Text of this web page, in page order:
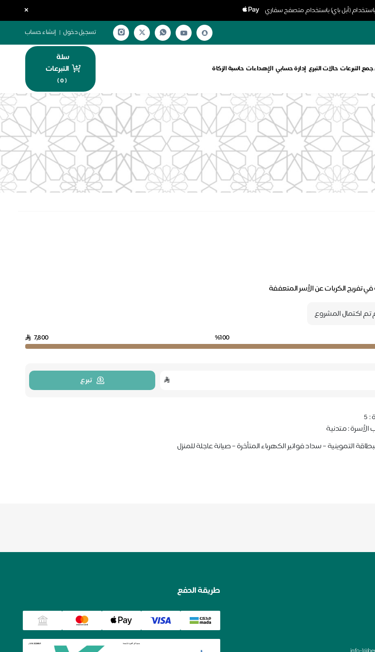
(أبل باي) باستخدام متصفح سفاري ×
تسجيل دخول | إنشاء حساب
التبرعات حالات التبرع إدارة حسابي الإهداءات حاسبة الزكاة
سلة
التبرعات
(
0
)
تفريج الكربات عن الأسر المتعففة
اكتمال المشروع
%100
7,800
تبرع
: 5
الأسرة :متدنية
التموينية – سداد فواتير الكهرباء المتأخرة – صيانة عاجلة للمنزل
طريقة الدفع